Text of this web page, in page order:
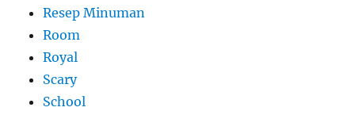
Resep Minuman
Room
Royal
Scary
School